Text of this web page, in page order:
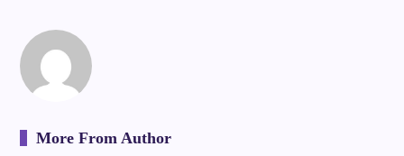
More From Author